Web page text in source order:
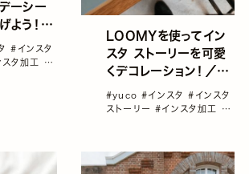
ーシー
よう！／
シピ
#インスタ
スタ加工
#
LOOMYを使ってイン
スタ ストーリーを可愛
くデコレーション！／
yucoの加工レシピ
Vol.68
#yuco#インスタ#インスタ
ストーリー#インスタ加工
#